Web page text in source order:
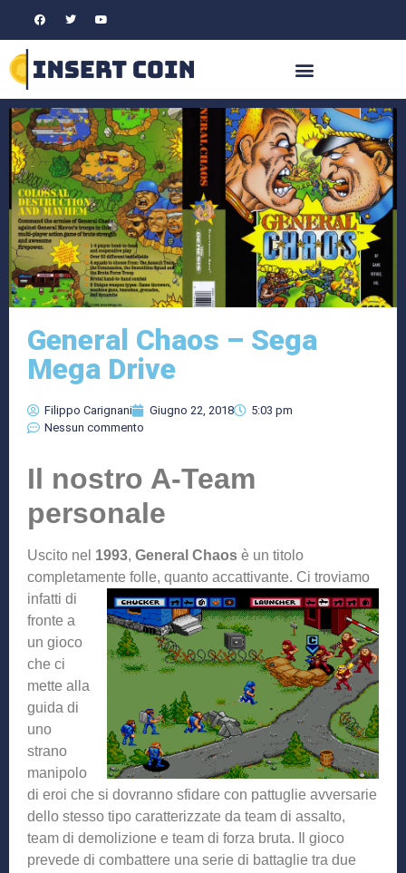
General Chaos – Sega
Mega Drive
Filippo Carignani Giugno 22, 2018
5:03 pm
Nessun commento
Il nostro A-Team
personale
Uscito nel 1993, General Chaos è un titolo
completamente folle, quanto accattivante. Ci troviamo
infatti di
fronte a
un gioco
che ci
mette alla
guida di
uno
strano
manipolo
di eroi che si dovranno sfidare con pattuglie avversarie
dello stesso tipo caratterizzate da team di assalto,
team di demolizione e team di forza bruta. Il gioco
prevede di combattere una serie di battaglie tra due